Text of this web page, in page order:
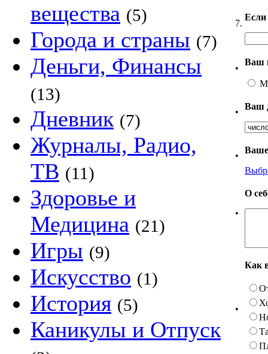
вещества (5)
Города и страны (7)
Деньги, Финансы
(13)
Дневник (7)
Журналы, Радио,
ТВ (11)
Здоровье и
Медицина (21)
Игры (9)
Искусство (1)
История (5)
Каникулы и Отпуск
7.
•
Ваш
•
Ваш
•
Ваше
•
О
•
Как